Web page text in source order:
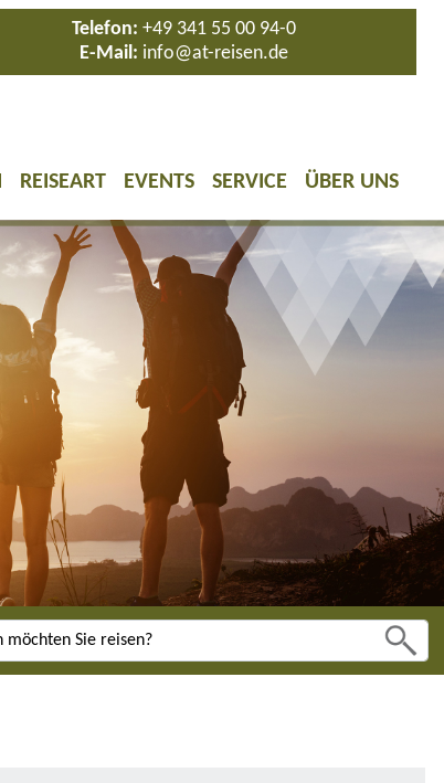
Telefon: +49 341 55 00 94-0
E-Mail: info@at-reisen.de
REISEART EVENTS SERVICE ÜBER UNS